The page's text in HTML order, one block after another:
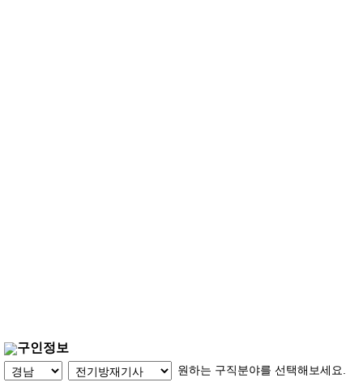
구인정보
원하는 구직분야를 선택해보세요.